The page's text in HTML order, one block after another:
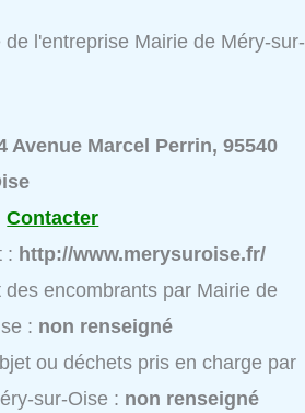
l'entreprise Mairie de Méry-sur-
Avenue Marcel Perrin, 95540
Contacter
: http://www.merysuroise.fr/
des encombrants par Mairie de
: non renseigné
ou déchets pris en charge par
sur-Oise : non renseigné